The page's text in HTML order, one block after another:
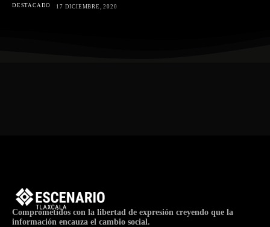
DESTACADO 17 DICIEMBRE, 2020
Comprometidos con la libertad de expresión creyendo que la
información encauza el cambio social.